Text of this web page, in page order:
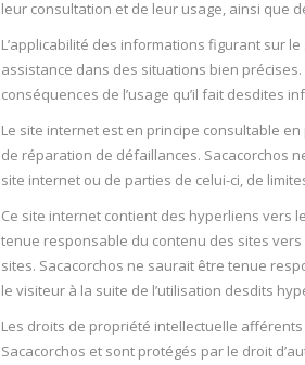
leur consultation et de leur usage, ainsi que
L’applicabilité des informations figurant sur
assistance dans des situations bien
conséquences de l’usage qu’il fait desdites
Le site internet est en principe consultable
de réparation de défaillances. Sacacorchos
site internet ou de parties de celui-ci, de
Ce site internet contient des hyperliens vers
tenue responsable du contenu des sites
sites. Sacacorchos ne saurait être tenue
le visiteur à la suite de l’utilisation desdits
Les droits de propriété intellectuelle
Sacacorchos et sont protégés par le droit